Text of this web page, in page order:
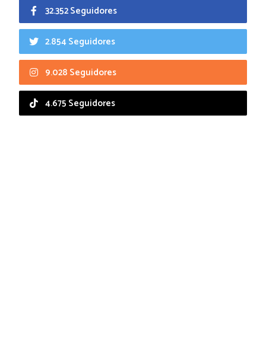
32.352 Seguidores
2.854 Seguidores
9.028 Seguidores
4.675 Seguidores